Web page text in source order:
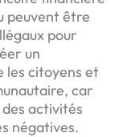
peuvent être
pour
un
les citoyens et
car
activités
négatives.